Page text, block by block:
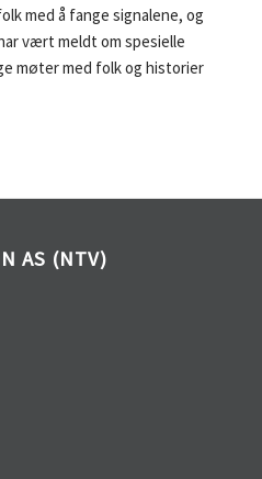
med å fange signalene, og
vært meldt om spesielle
møter med folk og historier
AS (NTV)